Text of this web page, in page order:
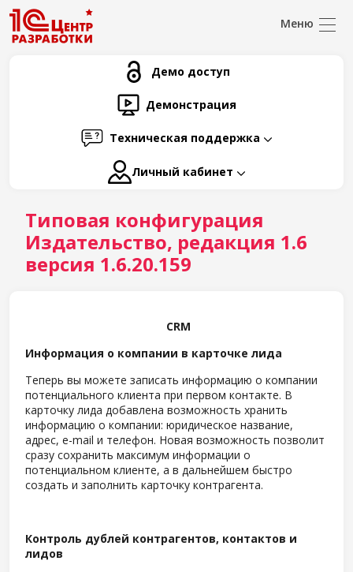
Демо доступ
Демонстрация
Техническая поддержка
Личный кабинет
Типовая конфигурация
Издательство, редакция 1.6
версия 1.6.20.159
CRM
Информация о компании в карточке лида
Теперь вы можете записать информацию о компании
потенциального клиента при первом контакте. В
карточку лида добавлена возможность хранить
информацию о компании: юридическое название,
адрес, e-mail и телефон. Новая возможность позволит
сразу сохранить максимум информации о
потенциальном клиенте, а в дальнейшем быстро
создать и заполнить карточку контрагента.
Контроль дублей контрагентов, контактов и
лидов